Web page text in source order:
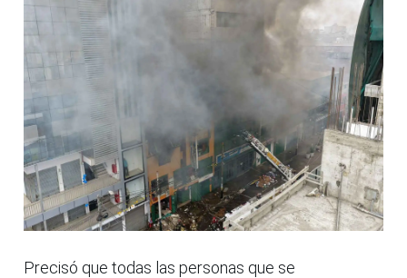
Precisó que todas las personas que se